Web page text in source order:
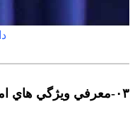
۰٣-معرفي ويژگي هاي امام در قرآن ٢۴۶و ٢۴٧ بقره